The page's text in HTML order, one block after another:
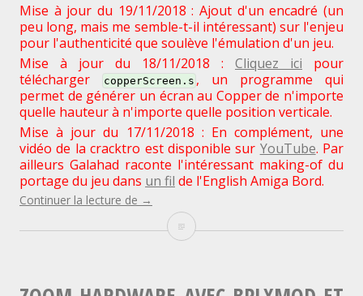
Mise à jour du 19/11/2018 : Ajout d'un encadré (un
peu long, mais me semble-t-il intéressant) sur l'enjeu
pour l'authenticité que soulève l'émulation d'un jeu.
Mise à jour du 18/11/2018 : Cliquez ici pour
télécharger
copperScreen.s , un programme qui
permet de générer un écran au Copper de n'importe
quelle hauteur à n'importe quelle position verticale.
Mise à jour du 17/11/2018 : En complément, une
vidéo de la cracktro est disponible sur YouTube. Par
ailleurs Galahad raconte l'intéressant making-of du
portage du jeu dans un fil de l'English Amiga Bord.
Continuer la lecture de "Scoopex
« TWO »
→
Scoopex